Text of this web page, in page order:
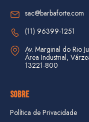
sac@barbaforte.com
(11) 96399-1251
Av. Marginal do Rio
Área Industrial,
13221-800
SOBRE
Política de Privacidade